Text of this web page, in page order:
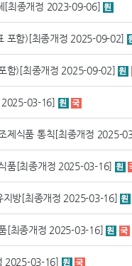
[최종개정 2023-09-06]
포함)[최종개정 2025-09-02]
함)[최종개정 2025-09-02]
2025-03-16]
제식품 통칙[최종개정 2025-
품[최종개정 2025-03-16]
지방[최종개정 2025-03-16]
[최종개정 2025-03-16]
2025-03-16]